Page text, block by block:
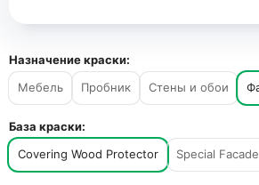
Назначение краски:
Мебель
Пробник Стены и обои
База краски:
Covering Wood Protector
Special